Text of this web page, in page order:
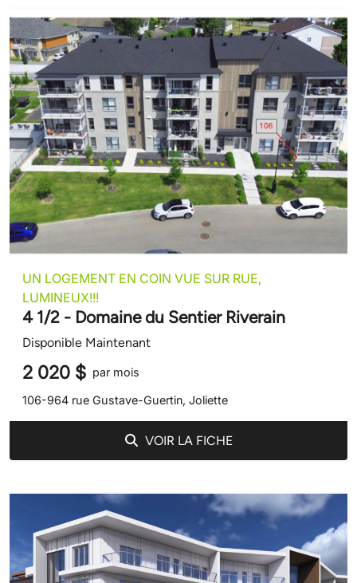
UN LOGEMENT EN COIN VUE SUR RUE,
LUMINEUX!!!
4 1/2 - Domaine du Sentier Riverain
Disponible Maintenant
2 020 $ par mois
106-964 rue Gustave-Guertin, Joliette
VOIR LA FICHE